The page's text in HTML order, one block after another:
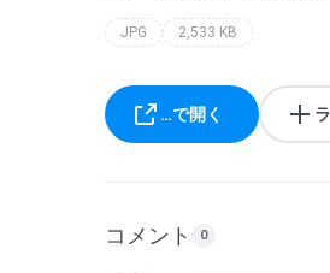
JPG 2,533 KB
…で開く
コメント 0